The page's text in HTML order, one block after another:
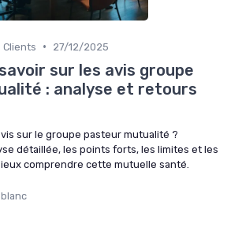
Clients • 27/12/2025
sur les avis groupe
: analyse et retours
sur le groupe pasteur mutualité ?
détaillée, les points forts, les limites et les
comprendre cette mutuelle santé.